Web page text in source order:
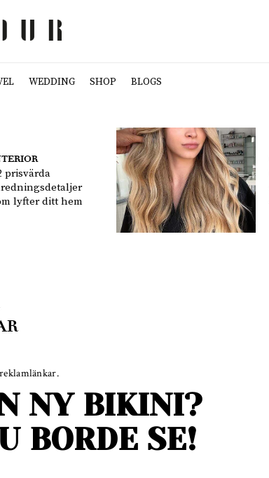
WEDDING SHOP BLOGS
prisvärda
lyfter ditt hem
NY BIKINI?
BORDE SE!